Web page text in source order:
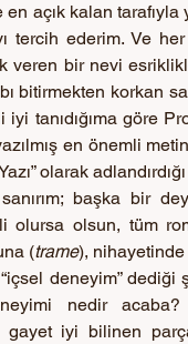
açık kalan tarafıyla
tercih ederim. Ve
veren bir nevi
bitirmekten korkan
tanıdığıma göre
en önemli
olarak
başka bir
olursa olsun, tüm
(trame), nihayetinde
deneyim”
nedir
gayet iyi bilinen